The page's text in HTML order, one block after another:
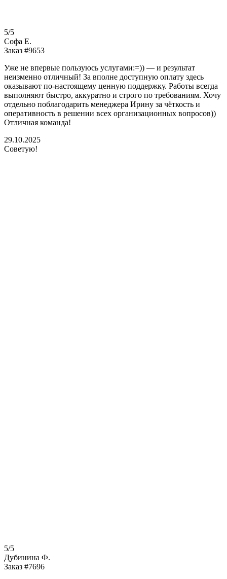
5/5
Софа Е.
Заказ #9653
Уже не впервые пользуюсь услугами:=)) — и результат
неизменно отличный! За вполне доступную оплату здесь
оказывают по-настоящему ценную поддержку. Работы всегда
выполняют быстро, аккуратно и строго по требованиям. Хочу
отдельно поблагодарить менеджера Ирину за чёткость и
оперативность в решении всех организационных вопросов))
Отличная команда!
29.10.2025
Советую!
5/5
Дубинина Ф.
Заказ #7696